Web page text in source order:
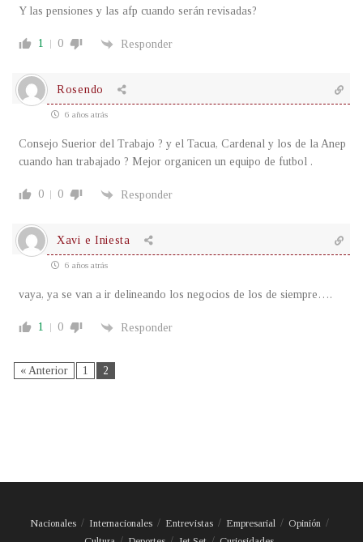
Y las pensiones y las afp cuando serán revisadas?
1 0 Responder
Rosendo
6 años atrás
Consejo Suerior del Trabajo ? y el Tacua, Cardenal y los de la Anep
cuando han trabajado ? Mejor organicen un equipo de futbol .
0 0 Responder
Xavi e Iniesta
6 años atrás
vaya, ya se van a ir delineando los negocios de los de siempre….
1 0 Responder
« Anterior 1 2
Nacionales Internacionales Entrevistas Empresarial
Opinión